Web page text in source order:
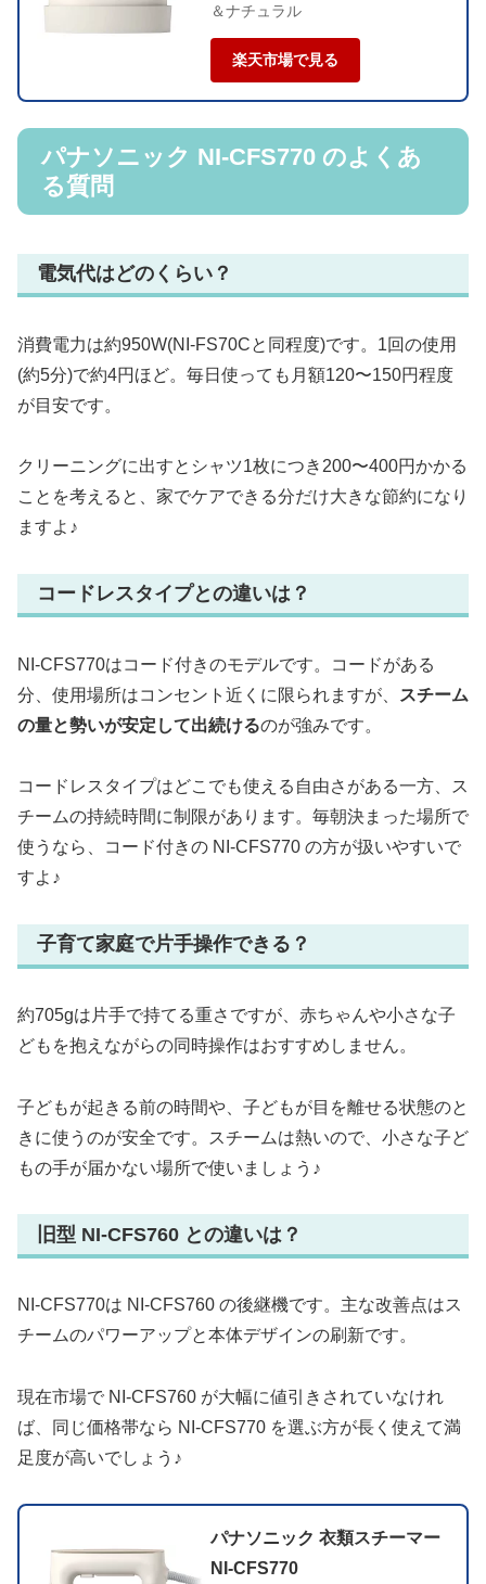
＆ナチュラル
楽天市場で見る
パナソニック NI-CFS770 のよくあ
る質問
電気代はどのくらい？
消費電力は約950W(NI-FS70Cと同程度)です。1回の使用
(約5分)で約4円ほど。毎日使っても月額120〜150円程度
が目安です。
クリーニングに出すとシャツ1枚につき200〜400円かかる
ことを考えると、家でケアできる分だけ大きな節約になり
ますよ♪
コードレスタイプとの違いは？
NI-CFS770はコード付きのモデルです。コードがある
分、使用場所はコンセント近くに限られますが、
スチーム
の量と勢いが安定して出続けるのが強みです。
コードレスタイプはどこでも使える自由さがある一方、ス
チームの持続時間に制限があります。毎朝決まった場所で
使うなら、コード付きの NI-CFS770 の方が扱いやすいで
すよ♪
子育て家庭で片手操作できる？
約705gは片手で持てる重さですが、赤ちゃんや小さな子
どもを抱えながらの同時操作はおすすめしません。
子どもが起きる前の時間や、子どもが目を離せる状態のと
きに使うのが安全です。スチームは熱いので、小さな子ど
もの手が届かない場所で使いましょう♪
旧型 NI-CFS760 との違いは？
NI-CFS770は NI-CFS760 の後継機です。主な改善点はス
チームのパワーアップと本体デザインの刷新です。
現在市場で NI-CFS760 が大幅に値引きされていなけれ
ば、同じ価格帯なら NI-CFS770 を選ぶ方が長く使えて満
足度が高いでしょう♪
パナソニック 衣類スチーマー
NI-CFS770